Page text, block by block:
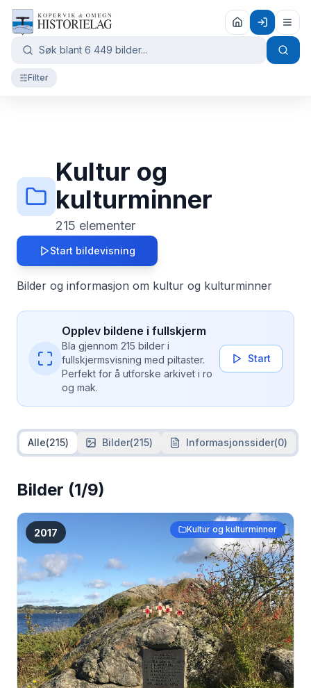
Filter
Kultur og
kulturminner
215 elementer
Start bildevisning
Bilder og informasjon om kultur og kulturminner
Opplev bildene i fullskjerm
Bla gjennom 215 bilder i
fullskjermsvisning med piltaster.
Perfekt for å utforske arkivet i ro
og mak.
Start
Alle(215) Bilder(215) Informasjonssider(0)
Bilder (1/9)
2017 Kultur og kulturminner